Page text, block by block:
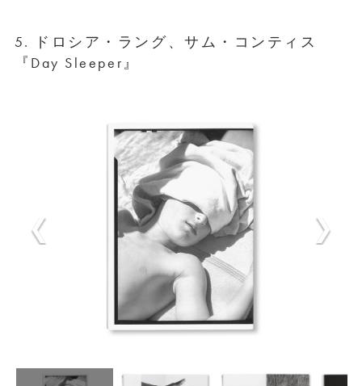
5. ドロシア・ラング、サム・コンティス
『Day Sleeper』